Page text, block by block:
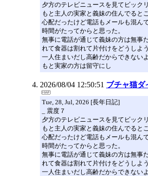
夕方のテレビニュースを見てビック
もと主人の実家と義妹の住んでると
心配だったけど電話もメールも混ん
時間がたってからと思った。
無事に電話が通じて義妹の方は無事
れて食器は割れて片付けをどうしよ
一人住まいだし高齢だからできないよ
もと実家の方は留守にし
2026/08/04 12:50:51 ブチャ猫ダ
Tue, 28, Jul, 2026 [長年日記]
_ 震度７
夕方のテレビニュースを見てビック
もと主人の実家と義妹の住んでると
心配だったけど電話もメールも混ん
時間がたってからと思った。
無事に電話が通じて義妹の方は無事
れて食器は割れて片付けをどうしよ
一人住まいだし高齢だからできないよ